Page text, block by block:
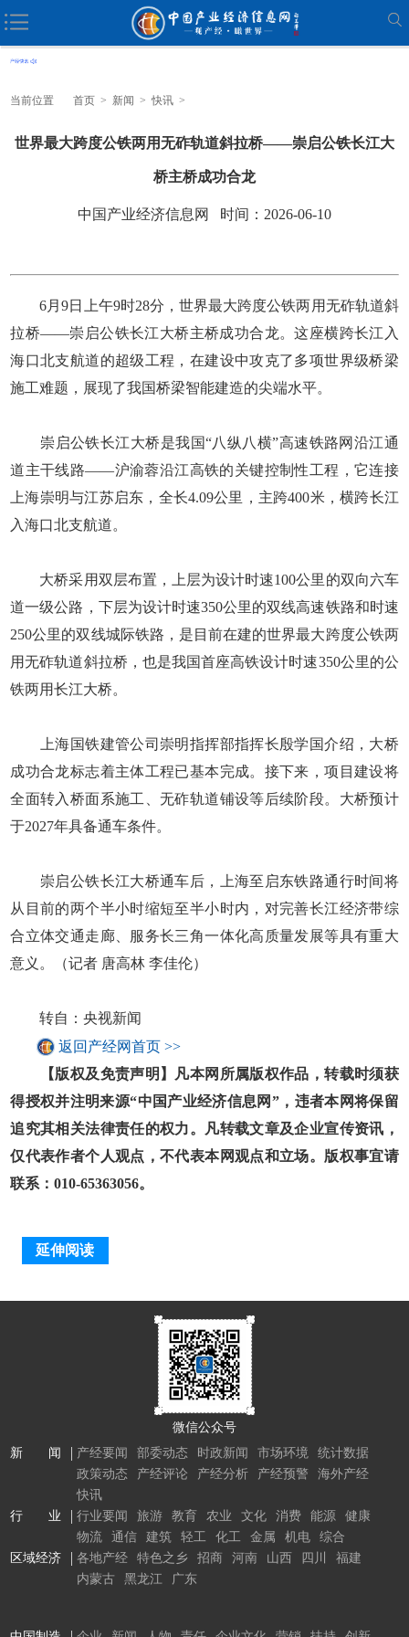
当前位置 首页 > 新闻 > 快讯 >
世界最大跨度公铁两用无砟轨道斜拉桥——崇启公铁长江大
桥主桥成功合龙
中国产业经济信息网 时间：2026-06-10
6月9日上午9时28分，世界最大跨度公铁两用无砟轨道斜
拉桥——崇启公铁长江大桥主桥成功合龙。这座横跨长江入
海口北支航道的超级工程，在建设中攻克了多项世界级桥梁
施工难题，展现了我国桥梁智能建造的尖端水平。
崇启公铁长江大桥是我国“八纵八横”高速铁路网沿江通
道主干线路——沪渝蓉沿江高铁的关键控制性工程，它连接
上海崇明与江苏启东，全长4.09公里，主跨400米，横跨长江
入海口北支航道。
大桥采用双层布置，上层为设计时速100公里的双向六车
道一级公路，下层为设计时速350公里的双线高速铁路和时速
250公里的双线城际铁路，是目前在建的世界最大跨度公铁两
用无砟轨道斜拉桥，也是我国首座高铁设计时速350公里的公
铁两用长江大桥。
上海国铁建管公司崇明指挥部指挥长殷学国介绍，大桥
成功合龙标志着主体工程已基本完成。接下来，项目建设将
全面转入桥面系施工、无砟轨道铺设等后续阶段。大桥预计
于2027年具备通车条件。
崇启公铁长江大桥通车后，上海至启东铁路通行时间将
从目前的两个半小时缩短至半小时内，对完善长江经济带综
合立体交通走廊、服务长三角一体化高质量发展等具有重大
意义。（记者 唐高林 李佳伦）
转自：央视新闻
返回产经网首页 >>
【版权及免责声明】凡本网所属版权作品，转载时须获
得授权并注明来源“中国产业经济信息网”，违者本网将保留
追究其相关法律责任的权力。凡转载文章及企业宣传资讯，
仅代表作者个人观点，不代表本网观点和立场。版权事宜请
联系：010-65363056。
延伸阅读
微信公众号
新 闻
产经要闻 部委动态 时政新闻 市场环境
统计数据
政策动态
产经评论 产经分析 产经预警
海外产经
快讯
行 业
行业要闻 旅游 教育 农业 文化 消费 能源
健康
物流
通信 建筑 轻工 化工 金属 机电
综合
区域经济
各地产经 特色之乡 招商 河南 山西 四川
福建
内蒙古
黑龙江 广东